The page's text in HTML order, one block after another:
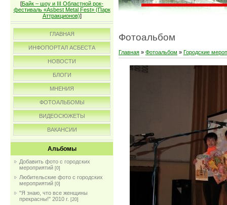
[Байк – шоу и III Областной рок-
фестиваль «Asbest Metal Fest» (Парк
Аттракционов)]
ГЛАВНАЯ
ИНФОПОРТАЛ АСБЕСТА
НОВОСТИ
БЛОГИ
МНЕНИЯ
ФОТОАЛЬБОМЫ
ВИДЕОСЮЖЕТЫ
ВАКАНСИИ
Альбомы
Добавить фото с городских
мероприятий [0]
Любительские фото с городских
мероприятий [0]
"Я знаю, что все женщины
прекрасны!" 2010 г. [20]
Фотоальбом
Главная » Фотоальбом » Городские